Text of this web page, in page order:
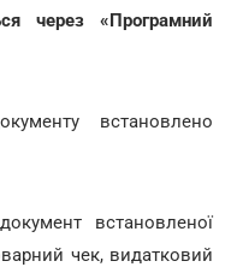
через «Програмний
встановлено
встановленої
чек, видатковий